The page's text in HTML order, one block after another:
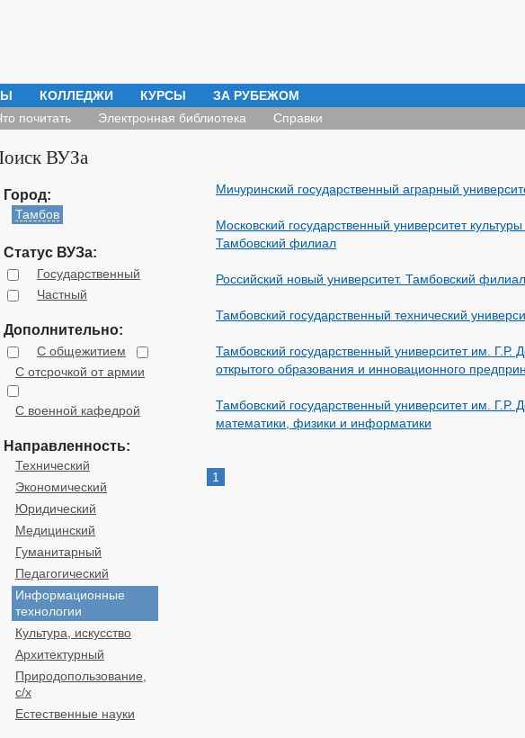
КОЛЛЕДЖИ КУРСЫ ЗА РУБЕЖОМ
почитать Электронная библиотека Справки
ВУЗа
Мичуринский государственный аграрный
Московский государственный университет культуры
Тамбовский филиал
Российский новый университет. Тамбовский филиал
Тамбовский государственный технический
Тамбовский государственный университет им. Г.Р.
открытого образования и инновационного
Тамбовский государственный университет им. Г.Р.
математики, физики и информатики
1
Город:
Тамбов
Статус ВУЗа:
Государственный
Частный
Дополнительно:
С общежитием
С отсрочкой от армии
С военной кафедрой
Направленность:
Технический
Экономический
Юридический
Медицинский
Гуманитарный
Педагогический
Информационные
технологии
Культура, искусство
Архитектурный
Природопользование,
с/х
Естественные науки